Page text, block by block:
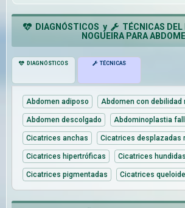
DIAGNÓSTICOS y
TÉCNICAS DEL
NOGUEIRA PARA
DIAGNÓSTICOS TÉCNICAS
Abdomen adiposo Abdomen con debilidad
Abdomen descolgado Abdominoplastia
Cicatrices anchas Cicatrices desplazadas
Cicatrices hipertróficas Cicatrices hundidas
Cicatrices pigmentadas Cicatrices